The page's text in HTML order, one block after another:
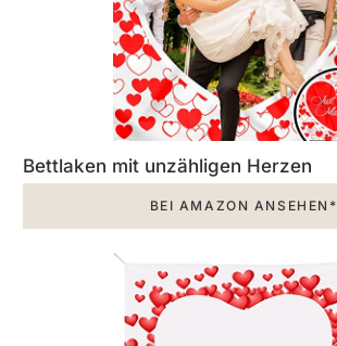
Bettlaken mit unzähligen Herzen
BEI AMAZON ANSEHEN*